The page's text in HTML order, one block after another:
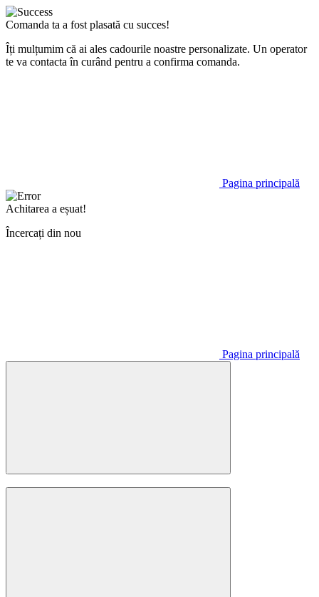
Comanda ta a fost plasată cu succes!
Îți mulțumim că ai ales cadourile noastre personalizate. Un operator
te va contacta în curând pentru a confirma comanda.
Pagina principală
Achitarea a eșuat!
Încercați din nou
Pagina principală